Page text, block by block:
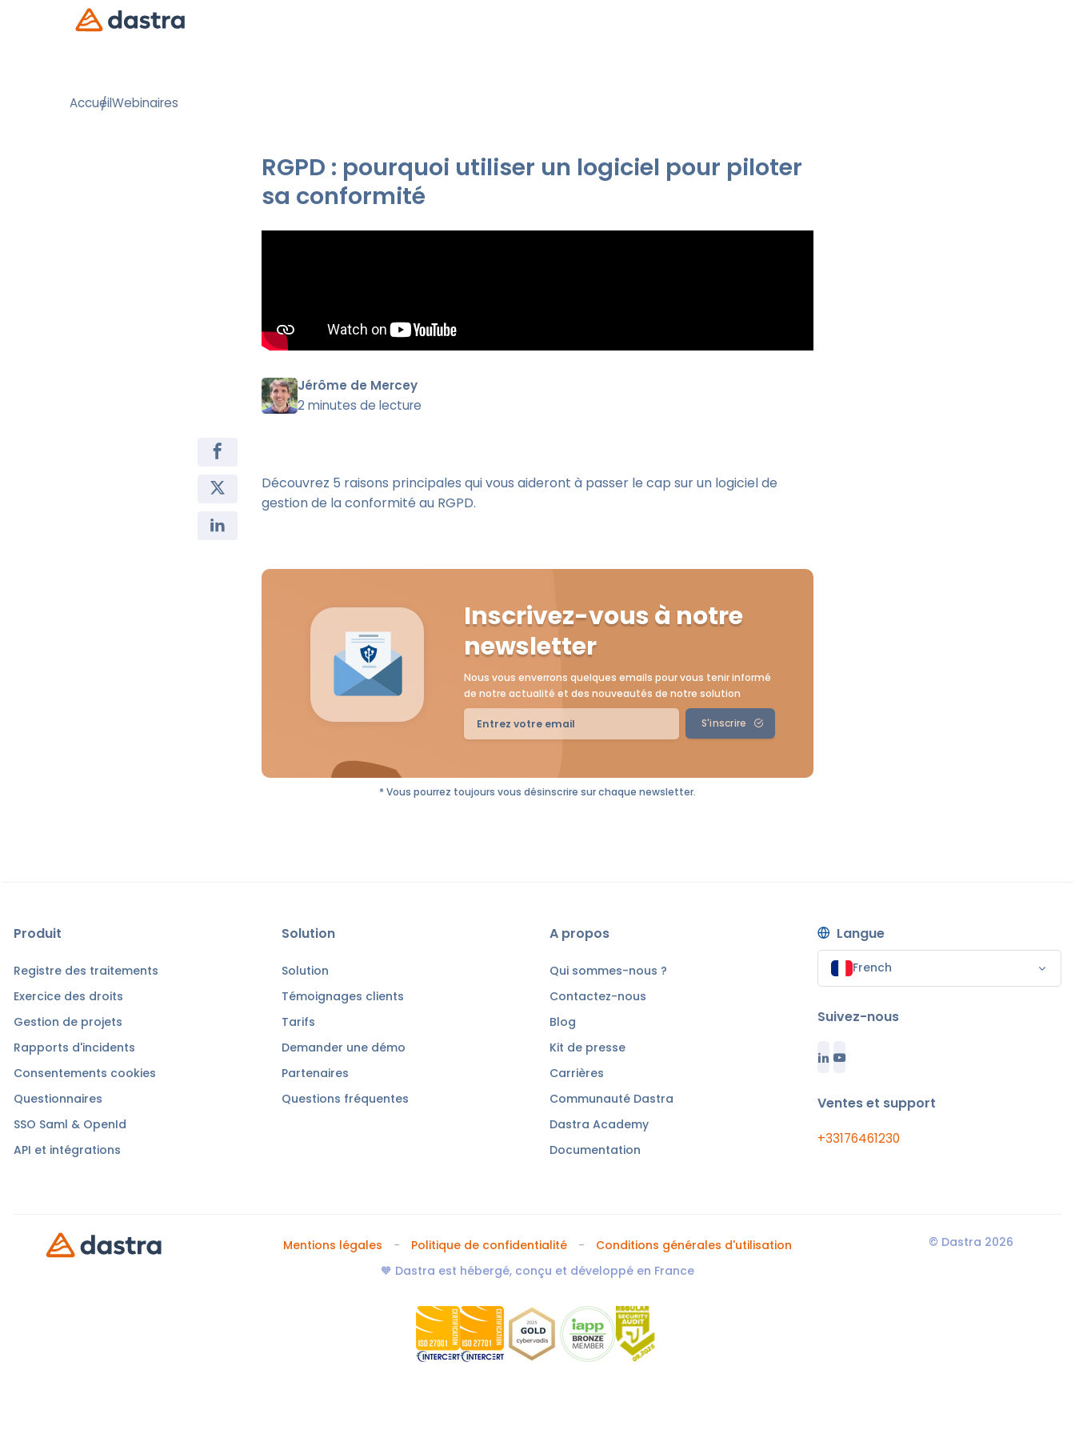
AccueilWebinaires
RGPD : pourquoi utiliser un logiciel pour piloter
sa conformité
Jérôme de Mercey
2 minutes de lecture
Découvrez 5 raisons principales qui vous aideront à passer le cap sur un logiciel de
gestion de la conformité au RGPD.
Inscrivez-vous à notre
newsletter
Nous vous enverrons quelques emails pour vous tenir informé
de notre actualité et des nouveautés de notre solution
S'inscrire
* Vous pourrez toujours vous désinscrire sur chaque newsletter.
Produit
Registre des traitements
Exercice des droits
Gestion de projets
Rapports d'incidents
Consentements cookies
Questionnaires
SSO Saml & OpenId
API et intégrations
Solution
Solution
Témoignages clients
Tarifs
Demander une démo
Partenaires
Questions fréquentes
A propos
Qui sommes-nous ?
Contactez-nous
Blog
Kit de presse
Carrières
Communauté Dastra
Dastra Academy
Documentation
Langue
French
Suivez-nous
Ventes et support
+33176461230
Mentions légales Politique de confidentialité Conditions générales d'utilisation
© Dastra 2026
🧡 Dastra est hébergé, conçu et développé en France